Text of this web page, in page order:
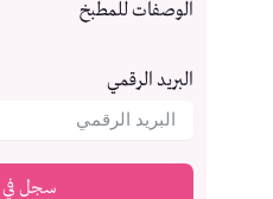
الوصفات للمطبخ
البريد الرقمي
سجل في